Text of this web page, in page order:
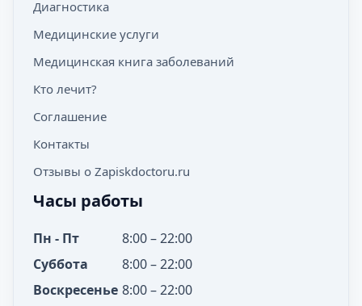
Диагностика
Медицинские услуги
Медицинская книга заболеваний
Кто лечит?
Соглашение
Контакты
Отзывы о Zapiskdoctoru.ru
Часы работы
Пн - Пт
8:00 – 22:00
Суббота
8:00 – 22:00
Воскресенье 8:00 – 22:00